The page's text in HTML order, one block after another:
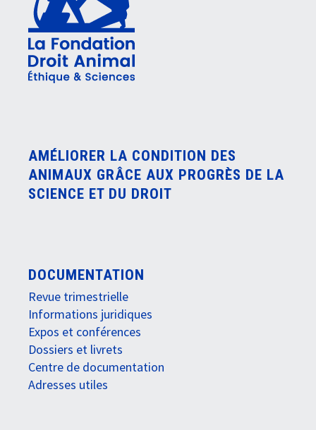
AMÉLIORER LA CONDITION DES
ANIMAUX GRÂCE AUX PROGRÈS DE LA
SCIENCE ET DU DROIT
DOCUMENTATION
Revue trimestrielle
Informations juridiques
Expos et conférences
Dossiers et livrets
Centre de documentation
Adresses utiles